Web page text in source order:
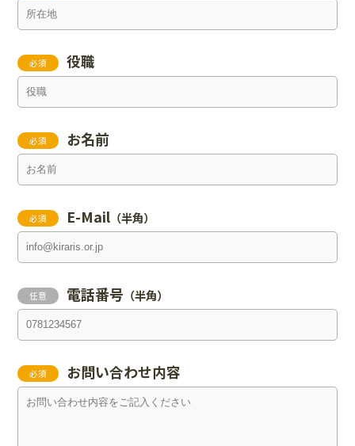
必須 役職
必須 お名前
必須 E-Mail （半角）
任意 電話番号 （半角）
必須 お問い合わせ内容